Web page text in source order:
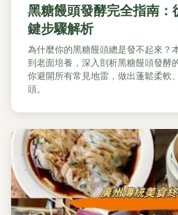
黑糖饅頭發酵完全指南
鍵步驟解析
為什麼你的黑糖饅頭總是發不起來？
到老面培養，深入剖析黑糖饅頭發酵
你避開所有常見地雷，做出蓬鬆柔軟
頭。